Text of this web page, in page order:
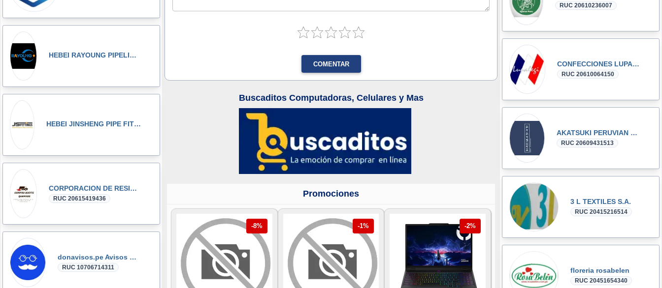
HEBEI RAYOUNG PIPELINE TECHNOLOGY CO., LTD
HEBEI JINSHENG PIPE FITTING MANUFACTURING CO., LT
CORPORACION DE RESIDUOS SEGOVIA.PERU SAC
RUC 20615419436
donavisos.pe Avisos Clasificados
RUC 10706714311
COMENTAR
Buscaditos Computadoras, Celulares y Mas
Promociones
-8% -1% -2%
RUC 20610236007
CONFECCIONES LUPALEGI S.A.C.
RUC 20610064150
AKATSUKI PERUVIAN SUSHI S.A.C.
RUC 20609431513
3 L TEXTILES S.A.
RUC 20415216514
floreria rosabelen
RUC 20451654340